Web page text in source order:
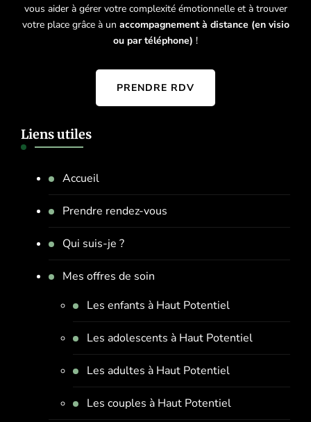
vous aider à gérer votre complexité émotionnelle et à trouver
votre place grâce à un accompagnement à distance (en visio
ou par téléphone) !
PRENDRE RDV
Liens utiles
Accueil
Prendre rendez-vous
Qui suis-je ?
Mes offres de soin
Les enfants à Haut Potentiel
Les adolescents à Haut Potentiel
Les adultes à Haut Potentiel
Les couples à Haut Potentiel